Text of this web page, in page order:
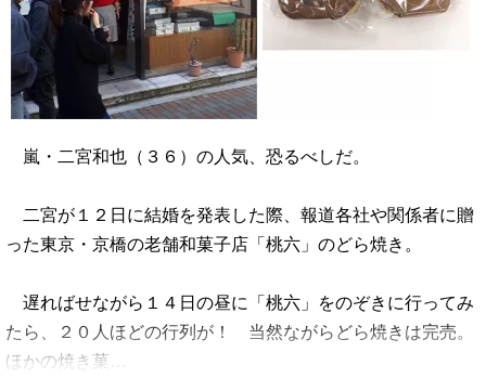
嵐・二宮和也（３６）の人気、恐るべしだ。
二宮が１２日に結婚を発表した際、報道各社や関係者に贈
った東京・京橋の老舗和菓子店「桃六」のどら焼き。
遅ればせながら１４日の昼に「桃六」をのぞきに行ってみ
たら、２０人ほどの行列が！ 当然ながらどら焼きは完売。
ほかの焼き菓…